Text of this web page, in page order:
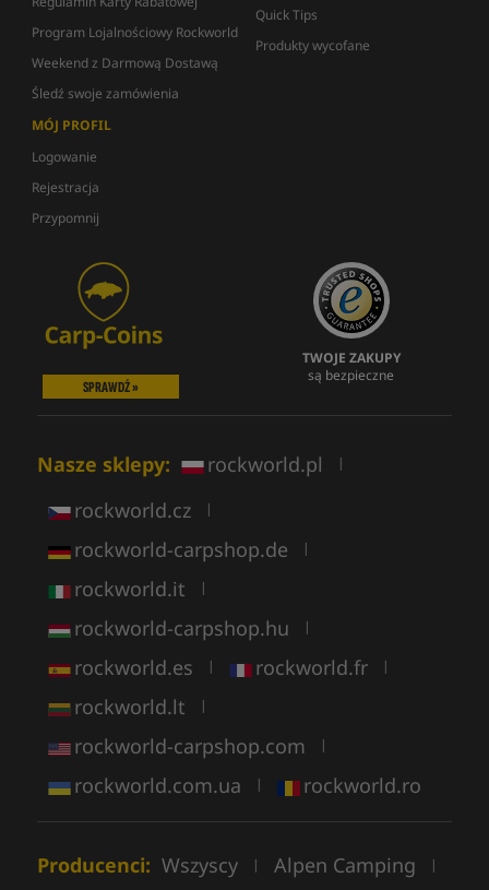
Program Lojalnościowy Rockworld
Weekend z Darmową Dostawą
Śledź swoje zamówienia
Quick Tips
Produkty wycofane
MÓJ PROFIL
Logowanie
Rejestracja
Przypomnij
SPRAWDŹ »
TWOJE ZAKUPY
są bezpieczne
Nasze sklepy: rockworld.pl |
rockworld.cz |
rockworld-carpshop.de |
rockworld.it |
rockworld-carpshop.hu |
rockworld.es | rockworld.fr |
rockworld.lt |
rockworld-carpshop.com |
rockworld.com.ua | rockworld.ro
Producenci: Wszyscy | Alpen Camping |